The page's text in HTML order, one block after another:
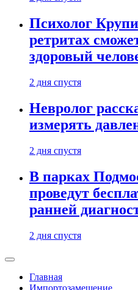
Психолог
ретритах
здоровый
2 дня спустя
Невролог
измерять
2 дня спустя
В парках
проведут
ранней
2 дня спустя
Главная
Импортозамещение